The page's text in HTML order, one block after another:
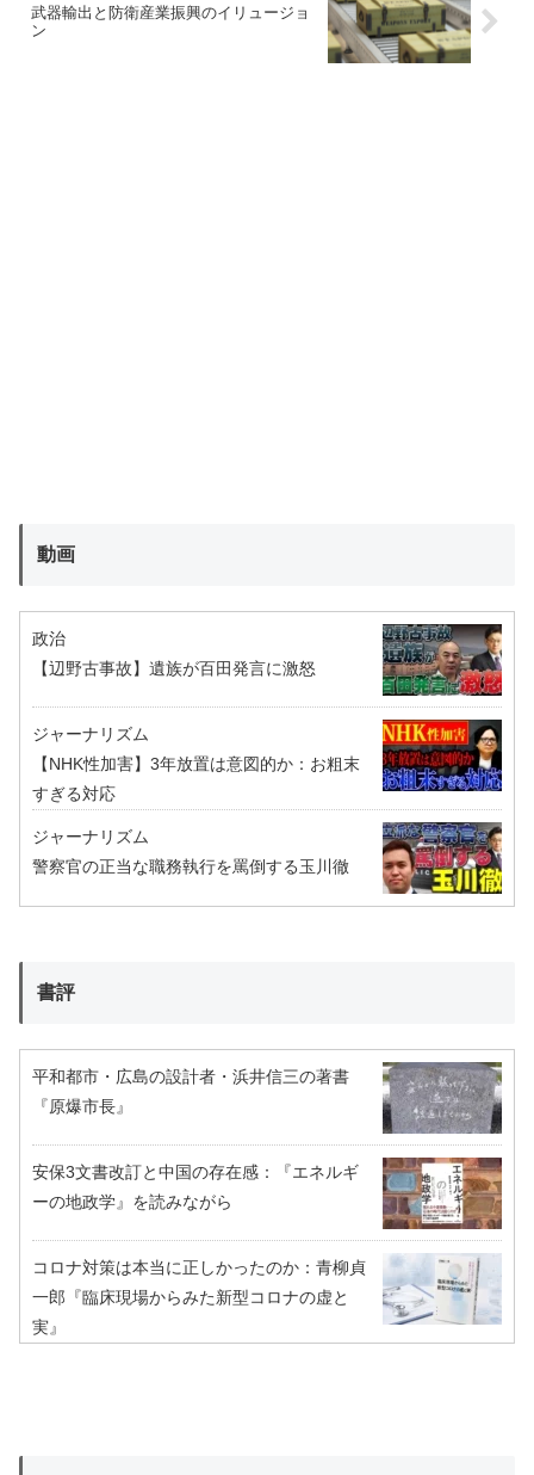
武器輸出と防衛産業振興のイリュージョ
ン
動画
政治
【辺野古事故】遺族が百田発言に激怒
ジャーナリズム
【NHK性加害】3年放置は意図的か：お粗末
すぎる対応
ジャーナリズム
警察官の正当な職務執行を罵倒する玉川徹
書評
平和都市・広島の設計者・浜井信三の著書
『原爆市長』
安保3文書改訂と中国の存在感：『エネルギ
ーの地政学』を読みながら
コロナ対策は本当に正しかったのか：青柳貞
一郎『臨床現場からみた新型コロナの虚と
実』